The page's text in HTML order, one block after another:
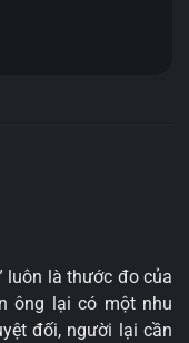
luôn là thước đo của
ông lại có một nhu
đối, người lại cần